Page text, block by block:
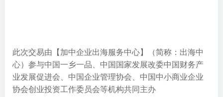
此次交易由【加中企业出海服务中心】（简称：出海中
心）参与中国一乡一品、中国国家发展改委中国财务产
业发展促进会、中国企业管理协会、中国中小商业企业
协会创业投资工作委员会等机构共同主办